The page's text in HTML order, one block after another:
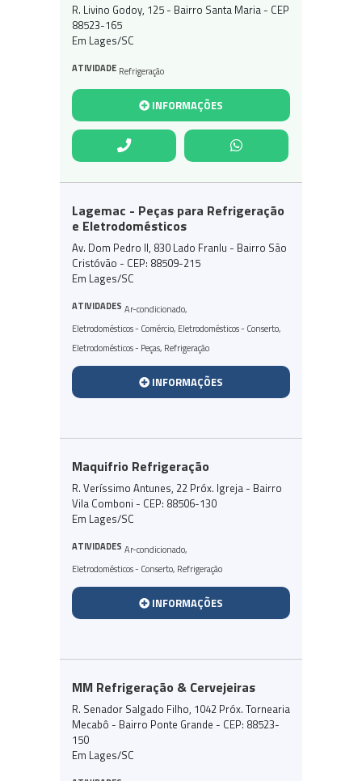
R. Livino Godoy, 125 - Bairro Santa Maria - CEP
88523-165
Em Lages/SC
ATIVIDADE Refrigeração
INFORMAÇÕES
Lagemac - Peças para Refrigeração
e Eletrodomésticos
Av. Dom Pedro II, 830 Lado Franlu - Bairro São
Cristóvão - CEP: 88509-215
Em Lages/SC
ATIVIDADES Ar-condicionado,
Eletrodomésticos - Comércio, Eletrodomésticos - Conserto,
Eletrodomésticos - Peças, Refrigeração
INFORMAÇÕES
Maquifrio Refrigeração
R. Veríssimo Antunes, 22 Próx. Igreja - Bairro
Vila Comboni - CEP: 88506-130
Em Lages/SC
ATIVIDADES Ar-condicionado,
Eletrodomésticos - Conserto, Refrigeração
INFORMAÇÕES
MM Refrigeração & Cervejeiras
R. Senador Salgado Filho, 1042 Próx. Tornearia
Mecabô - Bairro Ponte Grande - CEP: 88523-
150
Em Lages/SC